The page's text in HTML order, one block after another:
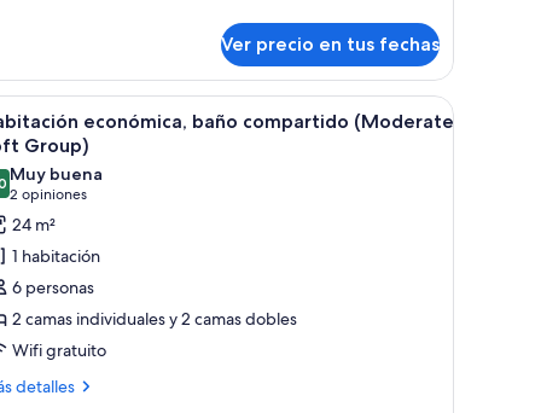
Ver precio en tus fechas
una silla. Cubrecamas, cortinas blackout y tabla de
5
económica, baño compartido (Moderate
Group)
de 10
Muy buena
2 opiniones
(2
opiniones)
24 m²
1 habitación
6 personas
2 camas individuales y 2 camas dobles
Wifi gratuito
detalles